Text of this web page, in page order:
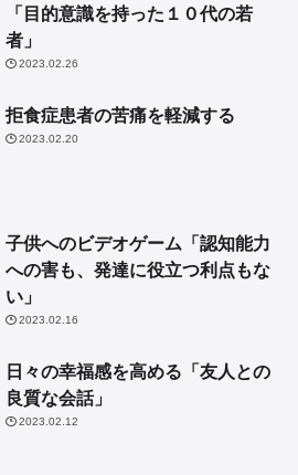
「目的意識を持った１０代の若
者」
2023.02.26
拒食症患者の苦痛を軽減する
2023.02.20
子供へのビデオゲーム「認知能力
への害も、発達に役立つ利点もな
い」
2023.02.16
日々の幸福感を高める「友人との
良質な会話」
2023.02.12